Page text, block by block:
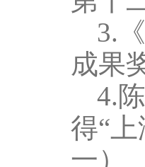
3.
成果
4.
得“
一）